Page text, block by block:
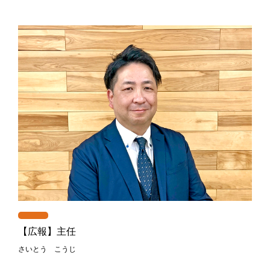
【広報】主任
さいとう こうじ